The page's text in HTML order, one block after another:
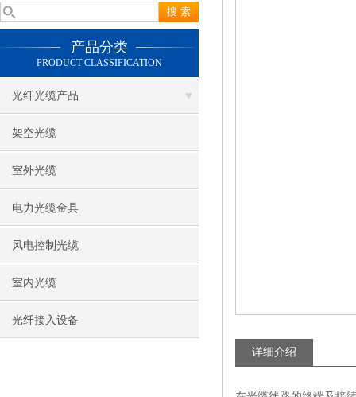
产品分类
PRODUCT CLASSIFICATION
光纤光缆产品
架空光缆
室外光缆
电力光缆金具
风电控制光缆
室内光缆
光纤接入设备
详细介绍